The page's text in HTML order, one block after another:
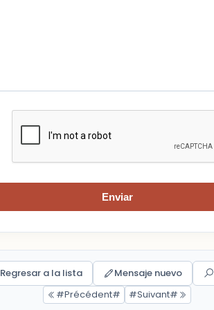
Enviar
Regresar a la lista Mensaje nuevo
#Précédent#
#Suivant#